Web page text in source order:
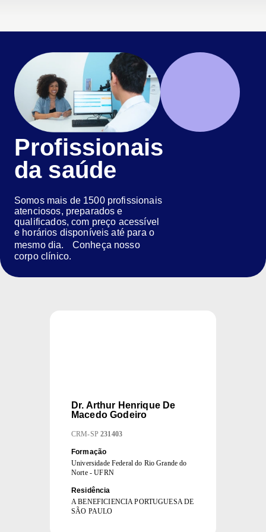
Profissionais
da saúde
Somos mais de 1500 profissionais
atenciosos, preparados e
qualificados, com preço acessível
e horários disponíveis até para o
mesmo dia. Conheça nosso
corpo clínico.
Dr. Arthur Henrique De
Macedo Godeiro
CRM-SP 231403
Formação
Universidade Federal do Rio Grande do
Norte - UFRN
Residência
A BENEFICIENCIA PORTUGUESA DE
SÃO PAULO